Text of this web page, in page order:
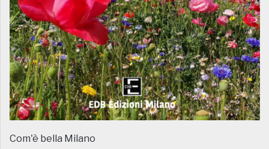
Com'è bella Milano